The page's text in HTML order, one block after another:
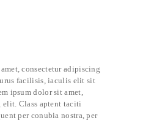
consectetur adipiscing
facilisis, iaculis elit sit
ipsum dolor sit amet,
elit. Class aptent taciti
per conubia nostra, per